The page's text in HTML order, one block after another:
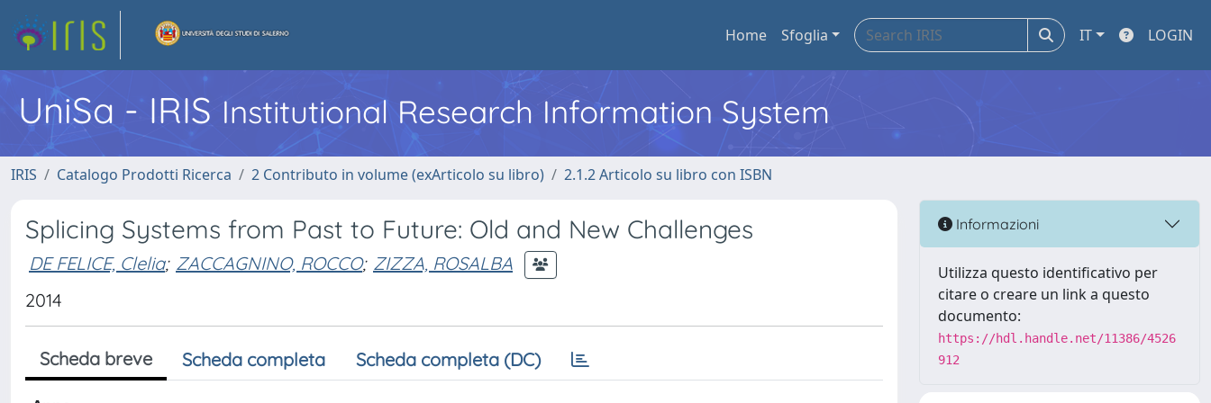
Home Sfoglia IT LOGIN
UniSa - IRIS Institutional Research Information System
IRIS Catalogo Prodotti Ricerca 2 Contributo in volume (exArticolo su libro) 2.1.2 Articolo su libro con ISBN
Splicing Systems from Past to Future: Old and New Challenges
DE FELICE, Clelia; ZACCAGNINO, ROCCO; ZIZZA, ROSALBA
2014
Scheda breve Scheda completa Scheda completa (DC)
Informazioni
Utilizza questo identificativo per
citare o creare un link a questo
documento:
https://hdl.handle.net/11386/4526
912